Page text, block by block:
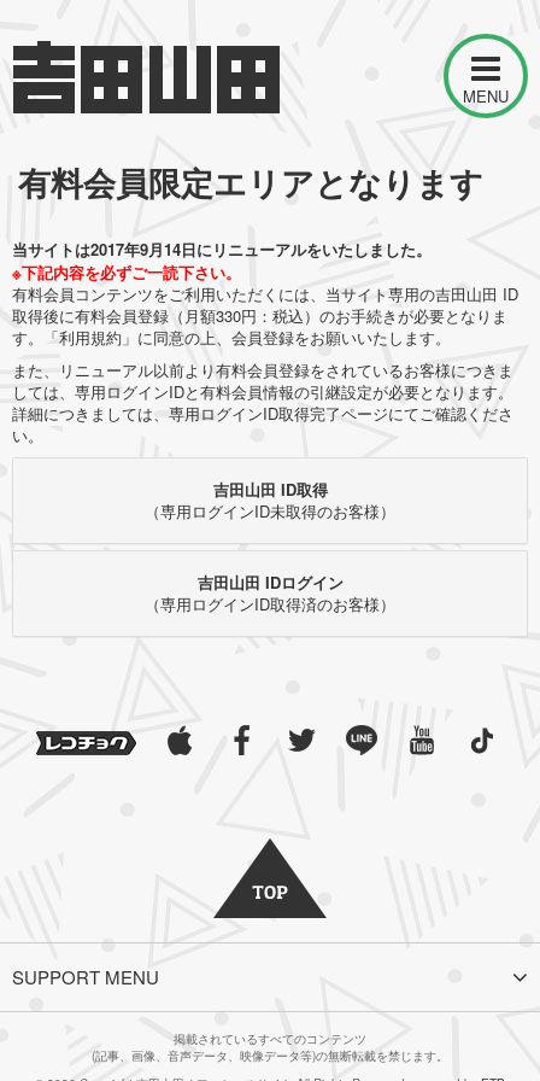
MENU
有料会員限定エリアとなります
当サイトは2017年9月14日にリニューアルをいたしました。
※下記内容を必ずご一読下さい。
有料会員コンテンツをご利用いただくには、当サイト専用の吉田山田 ID
取得後に有料会員登録（月額330円：税込）のお手続きが必要となりま
す。「利用規約」に同意の上、会員登録をお願いいたします。
また、リニューアル以前より有料会員登録をされているお客様につきま
しては、専用ログインIDと有料会員情報の引継設定が必要となります。
詳細につきましては、専用ログインID取得完了ページにてご確認くださ
い。
吉田山田 ID取得
（専用ログインID未取得のお客様）
吉田山田 IDログイン
（専用ログインID取得済のお客様）
SUPPORT MENU
掲載されているすべてのコンテンツ
(記事、画像、音声データ、映像データ等)の無断転載を禁じます。